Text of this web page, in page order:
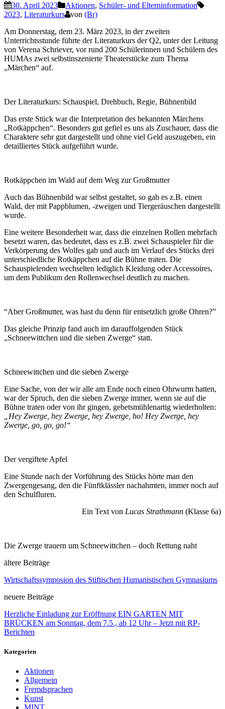
30. April 2023 Aktionen, Schüler- und Elterninformation
2023, Literaturkurs von (Br)
Am Donnerstag, dem 23. März 2023, in der zweiten
Unterrichtsstunde führte der Literaturkurs der Q2, unter der Leitung
von Verena Schriever, vor rund 200 Schülerinnen und Schülern des
HUMAs zwei selbstinszenierte Theaterstücke zum Thema
„Märchen“ auf.
Der Literaturkurs: Schauspiel, Drehbuch, Regie, Bühnenbild
Das erste Stück war die Interpretation des bekannten Märchens
„Rotkäppchen“. Besonders gut gefiel es uns als Zuschauer, dass die
Charaktere sehr gut dargestellt und ohne viel Geld auszugeben, ein
detailliertes Stück aufgeführt wurde.
Rotkäppchen im Wald auf dem Weg zur Großmutter
Auch das Bühnenbild war selbst gestaltet, so gab es z.B. einen
Wald, der mit Pappblumen, -zweigen und Tiergeräuschen dargestellt
wurde.
Eine weitere Besonderheit war, dass die einzelnen Rollen mehrfach
besetzt waren, das bedeutet, dass es z.B. zwei Schauspieler für die
Verkörperung des Wolfes gab und auch im Verlauf des Stücks drei
unterschiedliche Rotkäppchen auf die Bühne traten. Die
Schauspielenden wechselten lediglich Kleidung oder Accessoires,
um dem Publikum den Rollenwechsel deutlich zu machen.
“Aber Großmutter, was hast du denn für entsetzlich große Ohren?”
Das gleiche Prinzip fand auch im darauffolgenden Stück
„Schneewittchen und die sieben Zwerge“ statt.
Schneewittchen und die sieben Zwerge
Eine Sache, von der wir alle am Ende noch einen Ohrwurm hatten,
war der Spruch, den die sieben Zwerge immer, wenn sie auf die
Bühne traten oder von ihr gingen, gebetsmühlenartig wiederholten:
„Hey Zwerge, hey Zwerge, hey Zwerge, ho! Hey Zwerge, hey
Zwerge, go, go, go!“
Der vergiftete Apfel
Eine Stunde nach der Vorführung des Stücks hörte man den
Zwergengesang, den die Fünftklässler nachahmten, immer noch auf
den Schulfluren.
Ein Text von Lucas Strathmann (Klasse 6a)
Die Zwerge trauern um Schneewittchen – doch Rettung naht
ältere Beiträge
Wirtschaftssymposion des Stiftischen Humanistischen Gymnasiums
neuere Beiträge
Herzliche Einladung zur Eröffnung EIN GARTEN MIT
BRÜCKEN am Sonntag, dem 7.5., ab 12 Uhr – Jetzt mit RP-
Berichten
Kategorien
Aktionen
Allgemein
Fremdsprachen
Kunst